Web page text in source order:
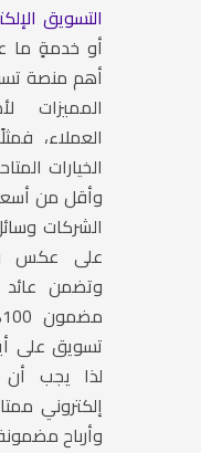
التسويق
أو خدمةٍ ما
أهم منصة
المميزات
العملاء،
الخيارات
وأقل من
الشركات
على عكس
وتضمن عائد
تسويق على
لذا يجب
إلكتروني
وأرباح